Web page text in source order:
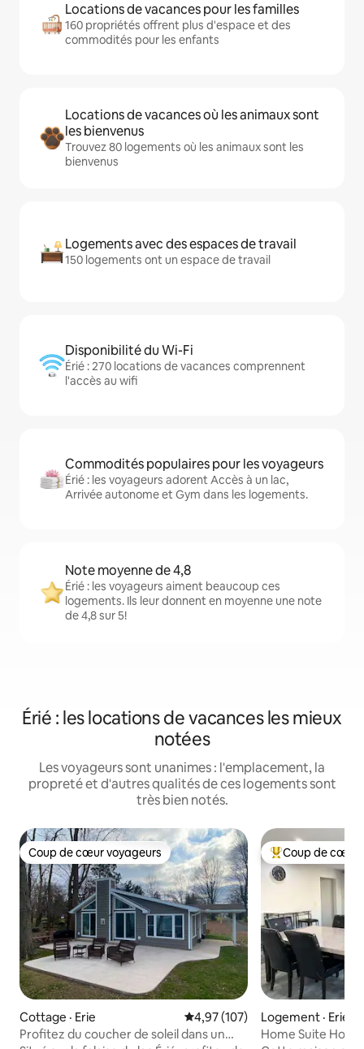
Locations de vacances pour les familles
160 propriétés offrent plus d'espace et des
commodités pour les enfants
Locations de vacances où les animaux sont
les bienvenus
Trouvez 80 logements où les animaux sont les
bienvenus
Logements avec des espaces de travail
150 logements ont un espace de travail
Disponibilité du Wi-Fi
Érié : 270 locations de vacances comprennent
l'accès au wifi
Commodités populaires pour les voyageurs
Érié : les voyageurs adorent Accès à un lac,
Arrivée autonome et Gym dans les logements.
Note moyenne de 4,8
Érié : les voyageurs aiment beaucoup ces
logements. Ils leur donnent en moyenne une note
de 4,8 sur 5!
Érié : les locations de vacances les mieux
notées
Les voyageurs sont unanimes : l'emplacement, la
propreté et d'autres qualités de ces logements sont
très bien notés.
Coup de cœur voyageurs
Coup de cœur voyageurs
Cottage · Erie Note moyenne de 4,97 sur 5,
4,97 (107)
Profitez du coucher de soleil dans un
Coup de cœur
Coup de cœur
Logement · Erie
Home Suite